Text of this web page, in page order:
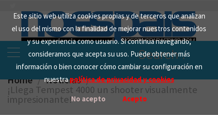
Este sitio web utiliza cookies propias y de terceros que analizan
el uso del mismo con la finalidad de mejorar nuestros contenidos
y su experiencia como usuario. Si continua navegando,
consideramos que acepta su uso. Puede obtener más
información o bien conocer cómo cambiar su configuración en
nuestrapolítica de privacidad y cookies
No acepto Acepto
content
Search
for:
Home Noticias
¡Llega Tempest 4000 un shooter visualmente
impresionante!